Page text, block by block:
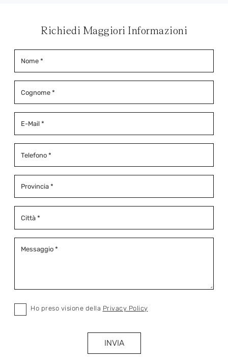
Richiedi Maggiori Informazioni
Ho preso visione della Privacy Policy
INVIA